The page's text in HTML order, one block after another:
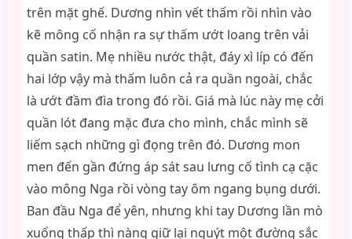
trên mặt ghế. Dương nhìn vết thấm rồi nhìn vào
kẽ mông cố nhận ra sự thấm ướt loang trên vải
quần satin. Mẹ nhiều nước thật, đáy xì líp có đến
hai lớp vậy mà thấm luôn cả ra quần ngoài, chắc
là ướt đầm đìa trong đó rồi. Giá mà lúc này mẹ cởi
quần lót đang mặc đưa cho mình, chắc mình sẽ
liếm sạch những gì đọng trên đó. Dương mon
men đến gần đứng áp sát sau lưng cố tình cạ cặc
vào mông Nga rồi vòng tay ôm ngang bụng dưới.
Ban đầu Nga để yên, nhưng khi tay Dương lần mò
xuống thấp thì nàng giữ lại nguýt một đường sắc